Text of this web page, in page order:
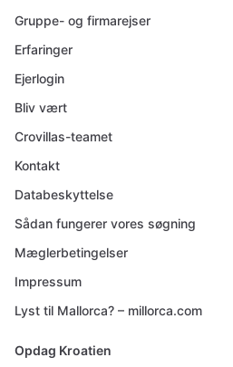
Gruppe- og firmarejser
Erfaringer
Ejerlogin
Bliv vært
Crovillas-teamet
Kontakt
Databeskyttelse
Sådan fungerer vores søgning
Mæglerbetingelser
Impressum
Lyst til Mallorca? – millorca.com
Opdag Kroatien